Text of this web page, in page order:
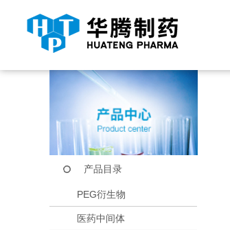
当前位置： 首页 产品中心
产品目录
PEG衍生物
医药中间体